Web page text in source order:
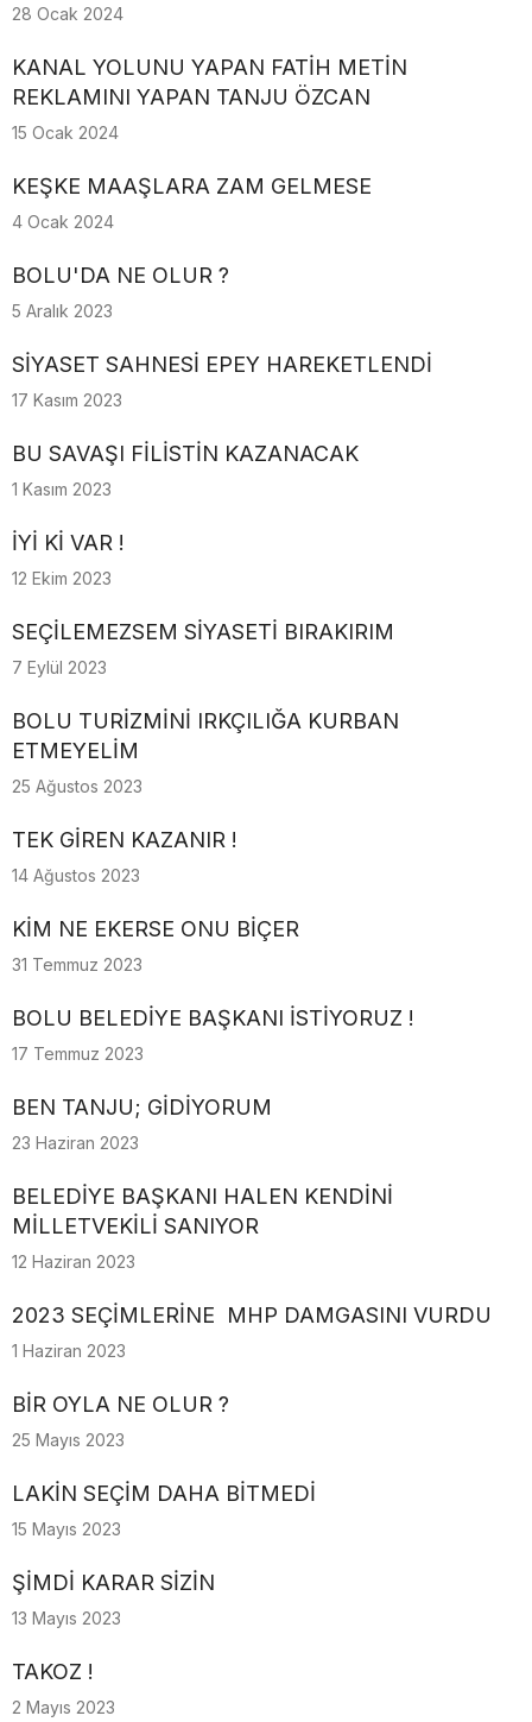
28 Ocak 2024
KANAL YOLUNU YAPAN FATİH METİN
REKLAMINI YAPAN TANJU ÖZCAN
15 Ocak 2024
KEŞKE MAAŞLARA ZAM GELMESE
4 Ocak 2024
BOLU'DA NE OLUR ?
5 Aralık 2023
SİYASET SAHNESİ EPEY HAREKETLENDİ
17 Kasım 2023
BU SAVAŞI FİLİSTİN KAZANACAK
1 Kasım 2023
İYİ Kİ VAR !
12 Ekim 2023
SEÇİLEMEZSEM SİYASETİ BIRAKIRIM
7 Eylül 2023
BOLU TURİZMİNİ IRKÇILIĞA KURBAN
ETMEYELİM
25 Ağustos 2023
TEK GİREN KAZANIR !
14 Ağustos 2023
KİM NE EKERSE ONU BİÇER
31 Temmuz 2023
BOLU BELEDİYE BAŞKANI İSTİYORUZ !
17 Temmuz 2023
BEN TANJU; GİDİYORUM
23 Haziran 2023
BELEDİYE BAŞKANI HALEN KENDİNİ
MİLLETVEKİLİ SANIYOR
12 Haziran 2023
2023 SEÇİMLERİNE MHP DAMGASINI VURDU
1 Haziran 2023
BİR OYLA NE OLUR ?
25 Mayıs 2023
LAKİN SEÇİM DAHA BİTMEDİ
15 Mayıs 2023
ŞİMDİ KARAR SİZİN
13 Mayıs 2023
TAKOZ !
2 Mayıs 2023